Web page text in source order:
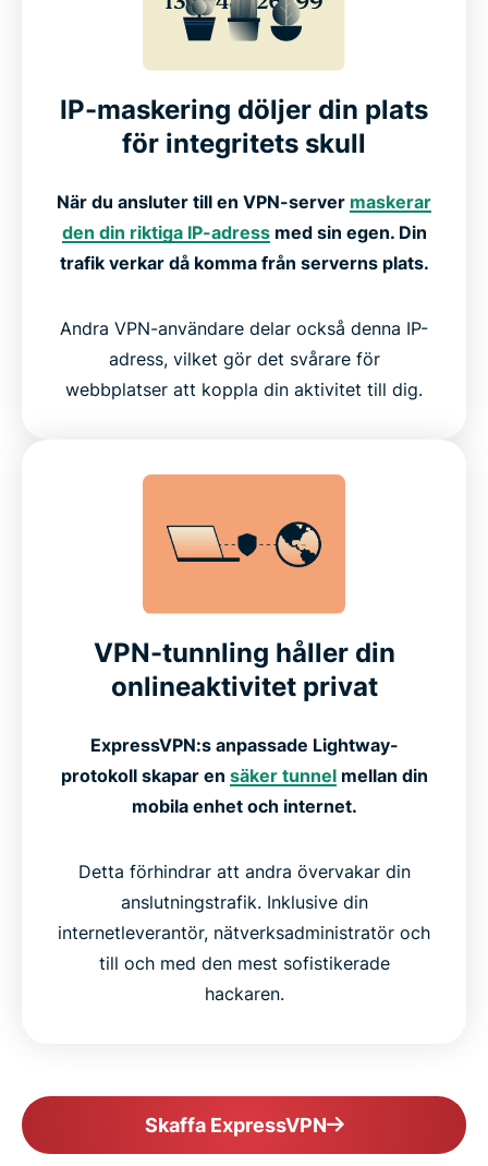
IP-maskering döljer din plats
för integritets skull
När du ansluter till en VPN-server maskerar
den din riktiga IP-adressmed sin egen. Din
trafik verkar då komma från serverns plats.
Andra VPN-användare delar också denna IP-
adress, vilket gör det svårare för
webbplatser att koppla din aktivitet till dig.
VPN-tunnling håller din
onlineaktivitet privat
ExpressVPN:s anpassade Lightway-
protokoll skapar en säker tunnelmellan din
mobila enhet och internet.
Detta förhindrar att andra övervakar din
anslutningstrafik. Inklusive din
internetleverantör, nätverksadministratör och
till och med den mest sofistikerade
hackaren.
Skaffa ExpressVPN